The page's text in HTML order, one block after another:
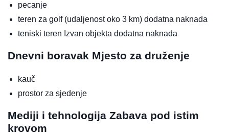
pecanje
teren za golf (udaljenost oko 3 km) dodatna naknada
teniski teren Izvan objekta dodatna naknada
Dnevni boravak Mjesto za druženje
kauč
prostor za sjedenje
Mediji i tehnologija Zabava pod istim
krovom